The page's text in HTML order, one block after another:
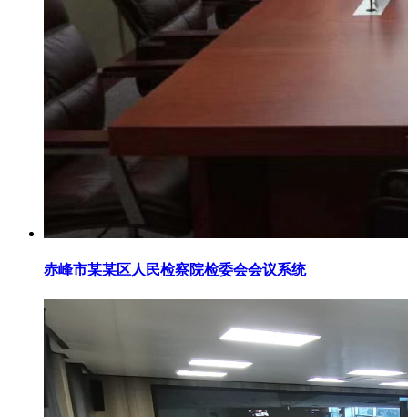
赤峰市某某区人民检察院检委会会议系统